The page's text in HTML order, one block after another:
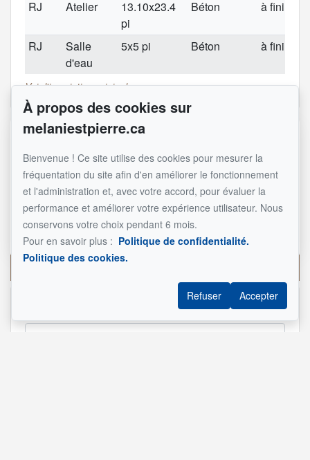
RJ Atelier
13.10x23.4
pi
Béton à finir
RJ
Salle
d'eau
5x5 pi Béton à finir
Voir l'inscription originale
Référence :
Mélanie St-Pierre Inc.
Courtier immobilier résidentiel et commercial
514 290-8092
À propos des cookies sur
melaniestpierre.ca
Bienvenue ! Ce site utilise des cookies pour mesurer la
fréquentation du site afin d'en améliorer le fonctionnement
et l'administration et, avec votre accord, pour évaluer la
performance et améliorer votre expérience utilisateur. Nous
conservons votre choix pendant 6 mois.
Pour en savoir plus : Politique de confidentialité.
Politique des cookies.
Refuser Accepter